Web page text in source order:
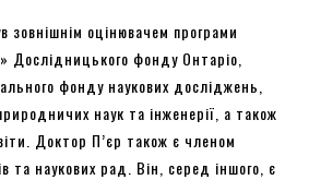
зовнішнім оцінювачем програми
Дослідницького фонду Онтаріо,
фонду наукових досліджень,
наук та інженерії, а також
Доктор П’єр також є членом
та наукових рад. Він, серед іншого, є